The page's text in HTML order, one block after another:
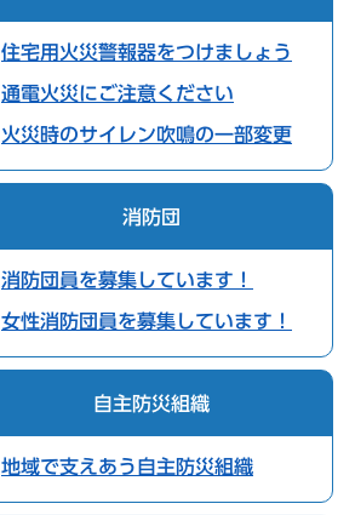
住宅用火災警報器をつけましょう
通電火災にご注意ください
火災時のサイレン吹鳴の一部変更
消防団
消防団員を募集しています！
女性消防団員を募集しています！
自主防災組織
地域で支えあう自主防災組織